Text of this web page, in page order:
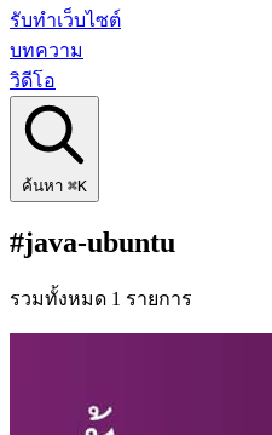
รับทำเว็บไซต์
บทความ
วิดีโอ
ค้นหา ⌘K
#java-ubuntu
รวมทั้งหมด 1 รายการ